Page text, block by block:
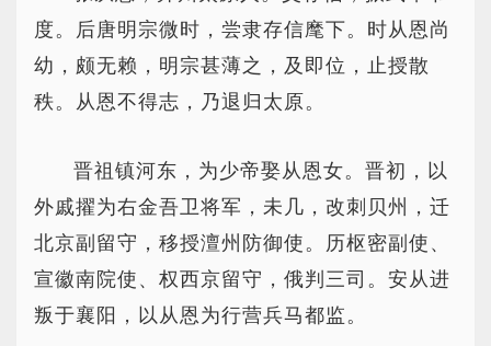
度。后唐明宗微时，尝隶存信麾下。时从恩尚
幼，颇无赖，明宗甚薄之，及即位，止授散
秩。从恩不得志，乃退归太原。
晋祖镇河东，为少帝娶从恩女。晋初，以
外戚擢为右金吾卫将军，未几，改刺贝州，迁
北京副留守，移授澶州防御使。历枢密副使、
宣徽南院使、权西京留守，俄判三司。安从进
叛于襄阳，以从恩为行营兵马都监。